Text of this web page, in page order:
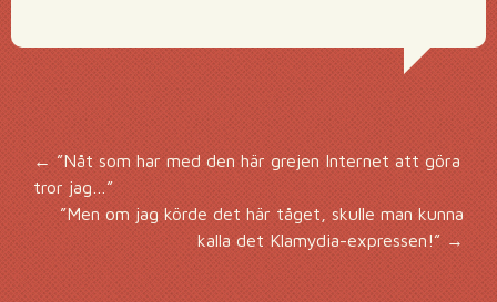
Inläggsnavigering
←”Nåt som har med den här grejen Internet att göra
tror jag…”
”Men om jag körde det här tåget, skulle man kunna
kalla det Klamydia-expressen!”→